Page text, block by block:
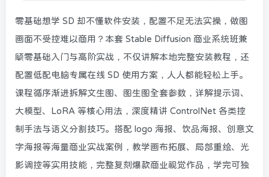
零基础想学 SD 却不懂软件安装，配置不足无法实操，做图
画面不受控难以商用？本套 Stable Diffusion 商业系统班兼
顾零基础入门与高阶实战，不仅讲解本地完整安装教程，还
配置低配电脑专属在线 SD 使用方案，人人都能轻松上手。
课程循序渐进拆解文生图、图生图全套参数，详解提示词、
大模型、LoRA 等核心用法，深度精讲 ControlNet 各类控
制手法与语义分割技巧。搭配 logo 海报、饮品海报、创意文
字海报等海量商业实战案例，教学画布拓展、局部重绘、光
影调控等实用技能，完整复刻爆款商业视觉作品，学完可独